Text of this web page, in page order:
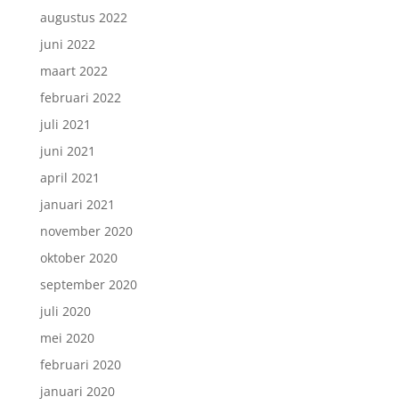
augustus 2022
juni 2022
maart 2022
februari 2022
juli 2021
juni 2021
april 2021
januari 2021
november 2020
oktober 2020
september 2020
juli 2020
mei 2020
februari 2020
januari 2020